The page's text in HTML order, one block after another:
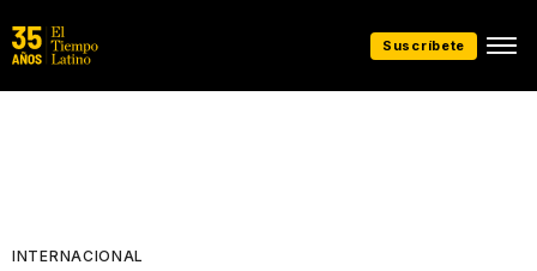
Suscríbete
INTERNACIONAL